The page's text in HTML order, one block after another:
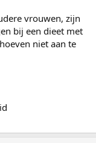
vrouwen, zijn
bij een dieet met
niet aan te